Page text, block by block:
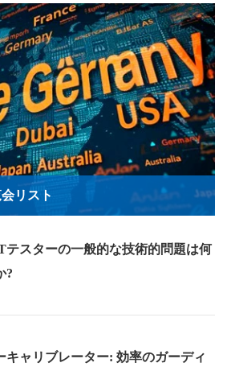
リスト
テスターの一般的な技術的問題は何
?
キャリブレーター: 効率のガーディ